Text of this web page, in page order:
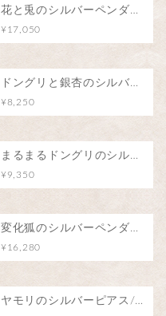
花と兎のシルバーペンダント
¥17,050
ドングリと銀杏のシルバーペンダント
¥8,250
まるまるドングリのシルバーペンダント
¥9,350
変化狐のシルバーペンダント/こんこんちき
¥16,280
ヤモリのシルバーピアス/阿吽